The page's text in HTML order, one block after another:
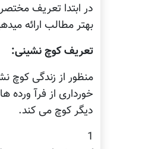
در ابتدا تعریف
بهتر مطالب ارائه
تعریف کوچ نشینی:
منظور از زندگی کوچ
خورداری از فرآ
دیگر کوچ می کند.
1